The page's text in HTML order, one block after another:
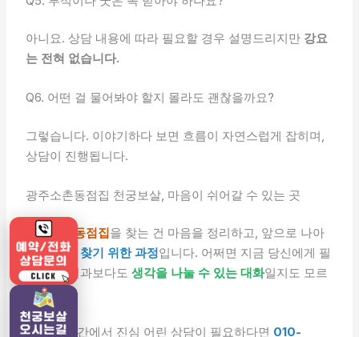
아니요. 상담 내용에 따라 필요할 경우 설명드리지만 강요
는 전혀 없습니다.
Q6. 어떤 걸 물어봐야 할지 몰라도 괜찮을까요?
그렇습니다. 이야기하다 보면 흐름이 자연스럽게 잡히며,
상담이 진행됩니다.
광주소촌동점집 천궁보살, 마음이 쉬어갈 수 있는 곳
광주소촌동점집을 찾는 건 마음을 정리하고, 앞으로 나아
갈방향을 찾기 위한 과정입니다. 어쩌면 지금 당신에게 필
요한 건 결과보다도생각을 나눌 수 있는 대화일지도 모르
겠어요.
조용한 공간에서 진심 어린 상담이 필요하다면 010-